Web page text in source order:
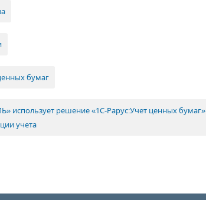
бумаг
использует решение «1C-Рарус:Учет ценных бумаг»
учета